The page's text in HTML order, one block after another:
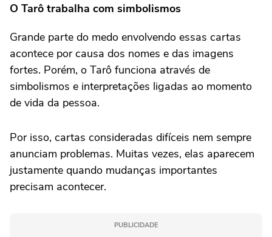
O Tarô trabalha com simbolismos
Grande parte do medo envolvendo essas cartas
acontece por causa dos nomes e das imagens
fortes. Porém, o Tarô funciona através de
simbolismos e interpretações ligadas ao momento
de vida da pessoa.
Por isso, cartas consideradas difíceis nem sempre
anunciam problemas. Muitas vezes, elas aparecem
justamente quando mudanças importantes
precisam acontecer.
PUBLICIDADE